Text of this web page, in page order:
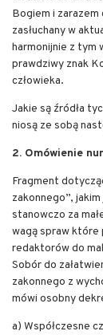
Bogiem i zarazem
zasłuchany w
harmonijnie z tym
prawdziwy znak
człowieka.
Jakie są źródła
niosą ze sobą
2. Omówienie
Fragment
zakonnego”,
stanowczo za
wagą spraw które
redaktorów do
Sobór do
zakonnego z
mówi osobny
a) Współczesne